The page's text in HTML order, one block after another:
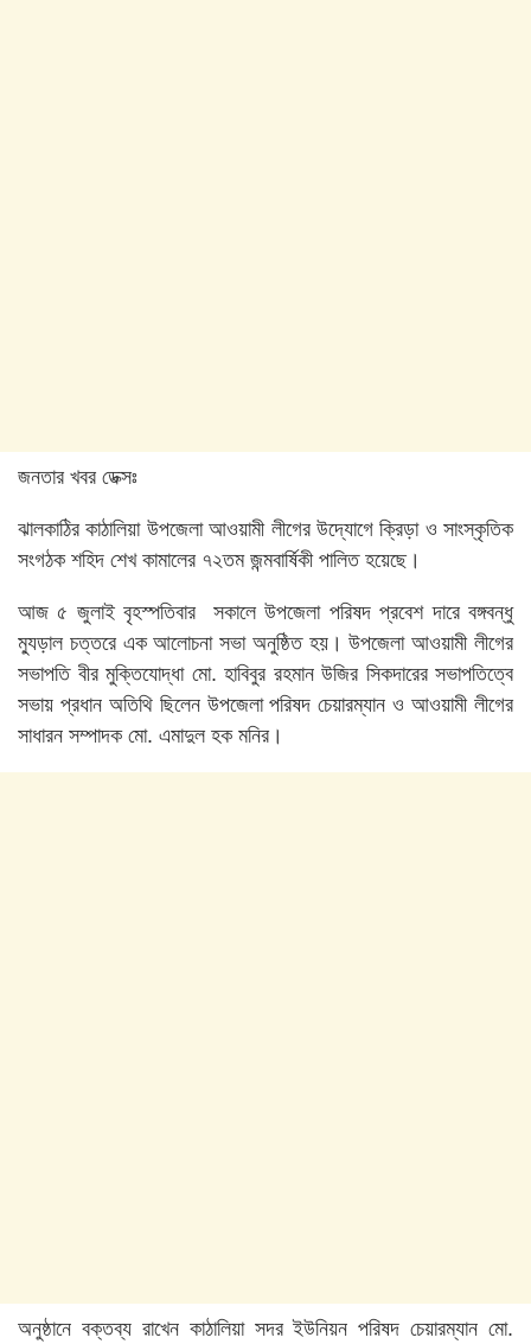
জনতার খবর ডেক্সঃ
ঝালকাঠির কাঠালিয়া উপজেলা আওয়ামী লীগের উদ্যোগে ক্রিড়া ও সাংস্কৃতিক
সংগঠক শহিদ শেখ কামালের ৭২তম জন্মবার্ষিকী পালিত হয়েছে।
আজ ৫ জুলাই বৃহস্পতিবার সকালে উপজেলা পরিষদ প্রবেশ দারে বঙ্গবন্ধু
ম্যুড়াল চত্তরে এক আলোচনা সভা অনুষ্ঠিত হয়। উপজেলা আওয়ামী লীগের
সভাপতি বীর মুক্তিযোদ্ধা মো. হাবিবুর রহমান উজির সিকদারের সভাপতিত্বে
সভায় প্রধান অতিথি ছিলেন উপজেলা পরিষদ চেয়ারম্যান ও আওয়ামী লীগের
সাধারন সম্পাদক মো. এমাদুল হক মনির।
অনুষ্ঠানে বক্তব্য রাখেন কাঠালিয়া সদর ইউনিয়ন পরিষদ চেয়ারম্যান মো.